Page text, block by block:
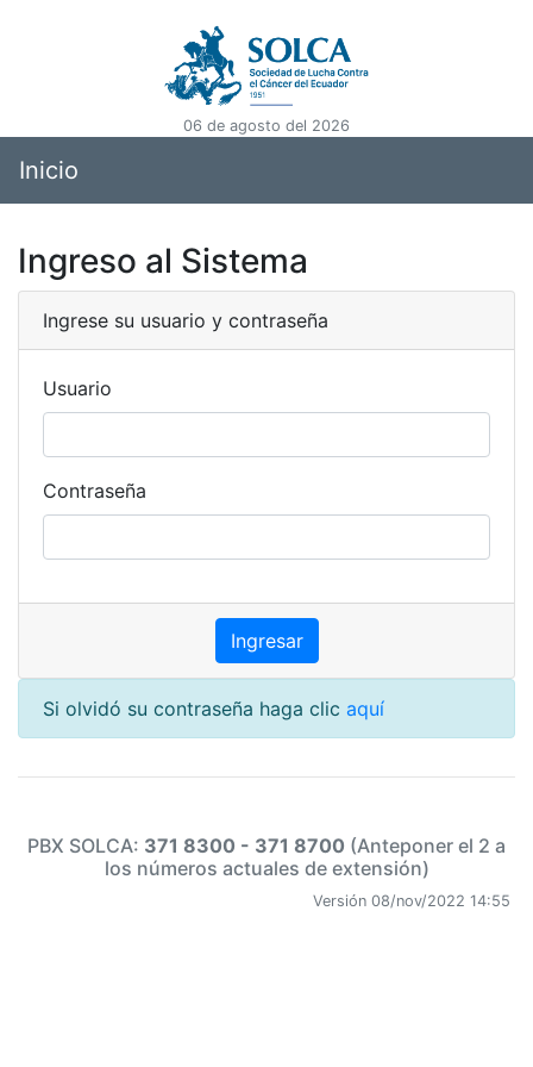
06 de agosto del 2026
Inicio
Ingreso al Sistema
Ingrese su usuario y contraseña
Usuario
Contraseña
Si olvidó su contraseña haga clic aquí
PBX SOLCA: 371 8300 - 371 8700 (Anteponer el 2 a
los números actuales de extensión)
Versión 08/nov/2022 14:55